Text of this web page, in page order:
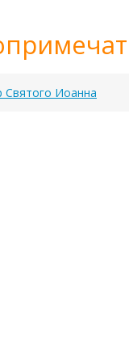
Святого Иоанна